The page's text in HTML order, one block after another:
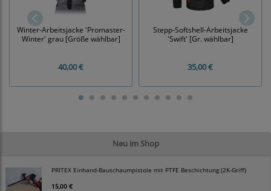
Neu im Shop
PRITEX Einhand-Bauschaumpistole mit PTFE Beschichtung (2K-Griff)
15,00 €
Winter-Arbeitsjacke 'Promaster-
Winter' grau [Größe wählbar]
40,00 €
Stepp-Softshell-Arbeitsjacke
'Swift' [Gr. wählbar]
35,00 €